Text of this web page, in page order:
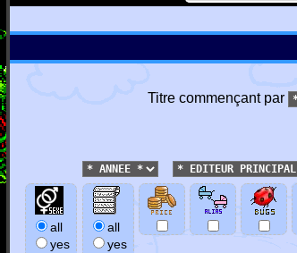
Titre commençant par
all
yes
all
yes